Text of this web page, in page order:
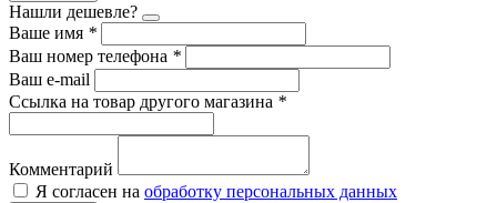
Нашли дешевле?
Ваше имя *
Ваш номер телефона *
Ваш e-mail
Ссылка на товар другого магазина *
Комментарий
Я согласен на обработку персональных данных